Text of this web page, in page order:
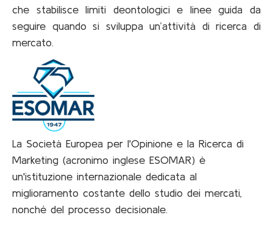
che stabilisce limiti deontologici e linee guida da
seguire quando si sviluppa un’attività di ricerca di
mercato.
La Società Europea per l'Opinione e la Ricerca di
Marketing (acronimo inglese ESOMAR) è
un'istituzione internazionale dedicata al
miglioramento costante dello studio dei mercati,
nonché del processo decisionale.